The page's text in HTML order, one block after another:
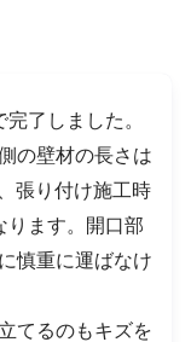
了しました。
の壁材の長さは
張り付け施工時
ります。開口部
慎重に運ばなけ
てるのもキズを